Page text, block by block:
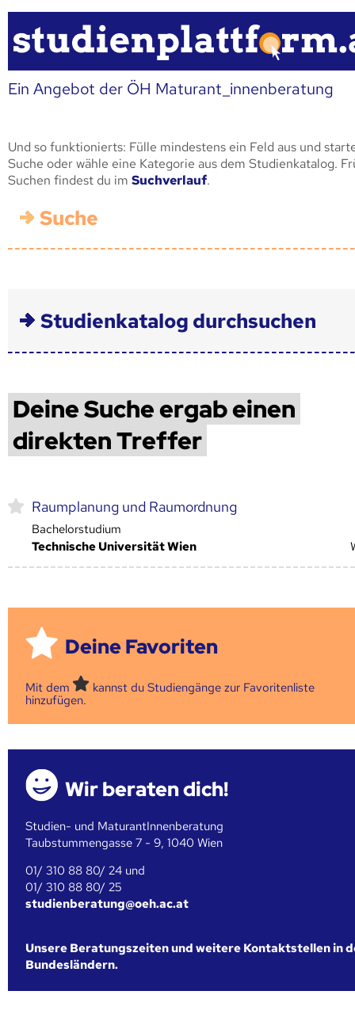
Ein Angebot der ÖH Maturant_innenberatung
Und so funktionierts: Fülle mindestens ein Feld aus und
Suche oder wähle eine Kategorie aus dem Studienkatalog.
Suchen findest du im Suchverlauf.
Suche
Studienkatalog durchsuchen
Deine Suche ergab einen
direkten Treffer
Raumplanung und Raumordnung
Bachelorstudium
Technische Universität Wien
Deine Favoriten
Mit dem
kannst du Studiengänge zur Favoritenliste
hinzufügen.
Wir beraten dich!
Studien- und MaturantInnenberatung
Taubstummengasse 7 - 9, 1040 Wien
01/ 310 88 80/ 24 und
01/ 310 88 80/ 25
studienberatung@oeh.ac.at
Unsere Beratungszeiten und weitere Kontaktstellen in
Bundesländern.